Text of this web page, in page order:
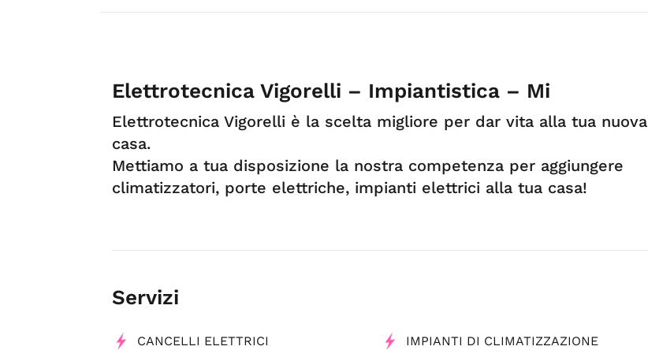
Elettrotecnica Vigorelli – Impiantistica – Mi
Elettrotecnica Vigorelli è la scelta migliore per dar vita alla tua nuova
casa.
Mettiamo a tua disposizione la nostra competenza per aggiungere
climatizzatori, porte elettriche, impianti elettrici alla tua casa!
Servizi
CANCELLI ELETTRICI IMPIANTI DI CLIMATIZZAZIONE